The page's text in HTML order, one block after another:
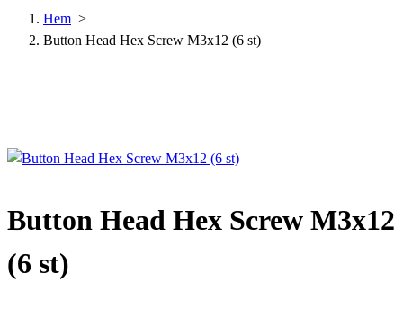
Hem >
Button Head Hex Screw M3x12 (6 st)
Button Head Hex Screw M3x12
(6 st)